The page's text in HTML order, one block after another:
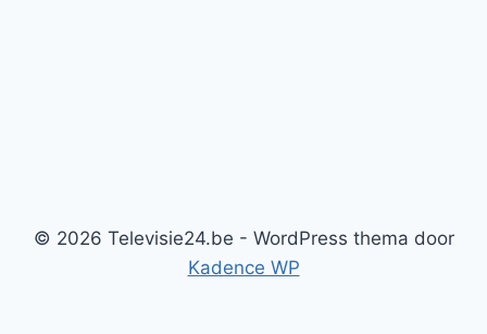
© 2026 Televisie24.be - WordPress thema door
Kadence WP